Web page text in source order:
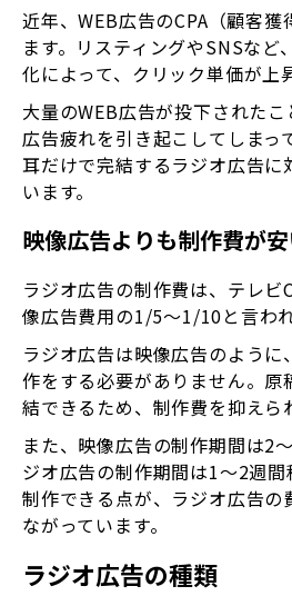
近年、WEB広告のCPA（顧客
ます。リスティングやSNSなど
化によって、クリック単価が上
大量のWEB広告が投下された
広告疲れを引き起こしてしまっ
耳だけで完結するラジオ広告に
います。
映像広告よりも制作費が
ラジオ広告の制作費は、テレビ
像広告費用の1/5～1/10と言われ
ラジオ広告は映像広告のように
作をする必要がありません。原
結できるため、制作費を抑えら
また、映像広告の制作期間は2
ジオ広告の制作期間は1～2週間
制作できる点が、ラジオ広告の
ながっています。
ラジオ広告の種類